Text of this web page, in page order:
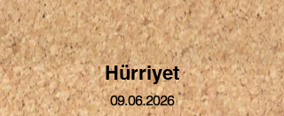
Hürriyet
09.06.2026